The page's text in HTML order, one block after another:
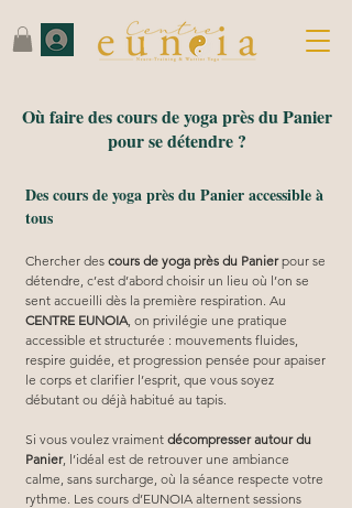
Où faire des cours de yoga près du Panier
pour se détendre ?
Des cours de yoga près du Panier accessible à
tous
Chercher des cours de yoga près du Panier pour se
détendre, c’est d’abord choisir un lieu où l’on se
sent accueilli dès la première respiration. Au
CENTRE EUNOIA, on privilégie une pratique
accessible et structurée : mouvements fluides,
respire guidée, et progression pensée pour apaiser
le corps et clarifier l’esprit, que vous soyez
débutant ou déjà habitué au tapis.
Si vous voulez vraiment décompresser autour du
Panier, l’idéal est de retrouver une ambiance
calme, sans surcharge, où la séance respecte votre
rythme. Les cours d’EUNOIA alternent sessions